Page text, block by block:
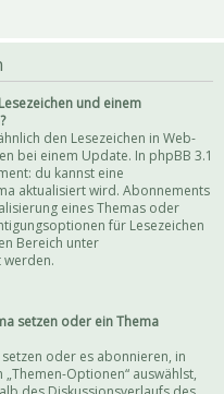
und einem
den Lesezeichen in Web-
bei einem Update. In phpBB 3.1
du kannst eine
aktualisiert wird. Abonnements
eines Themas oder
für Lesezeichen
Bereich unter
werden.
setzen oder ein Thema
oder es abonnieren, in
Optionen“ auswählst,